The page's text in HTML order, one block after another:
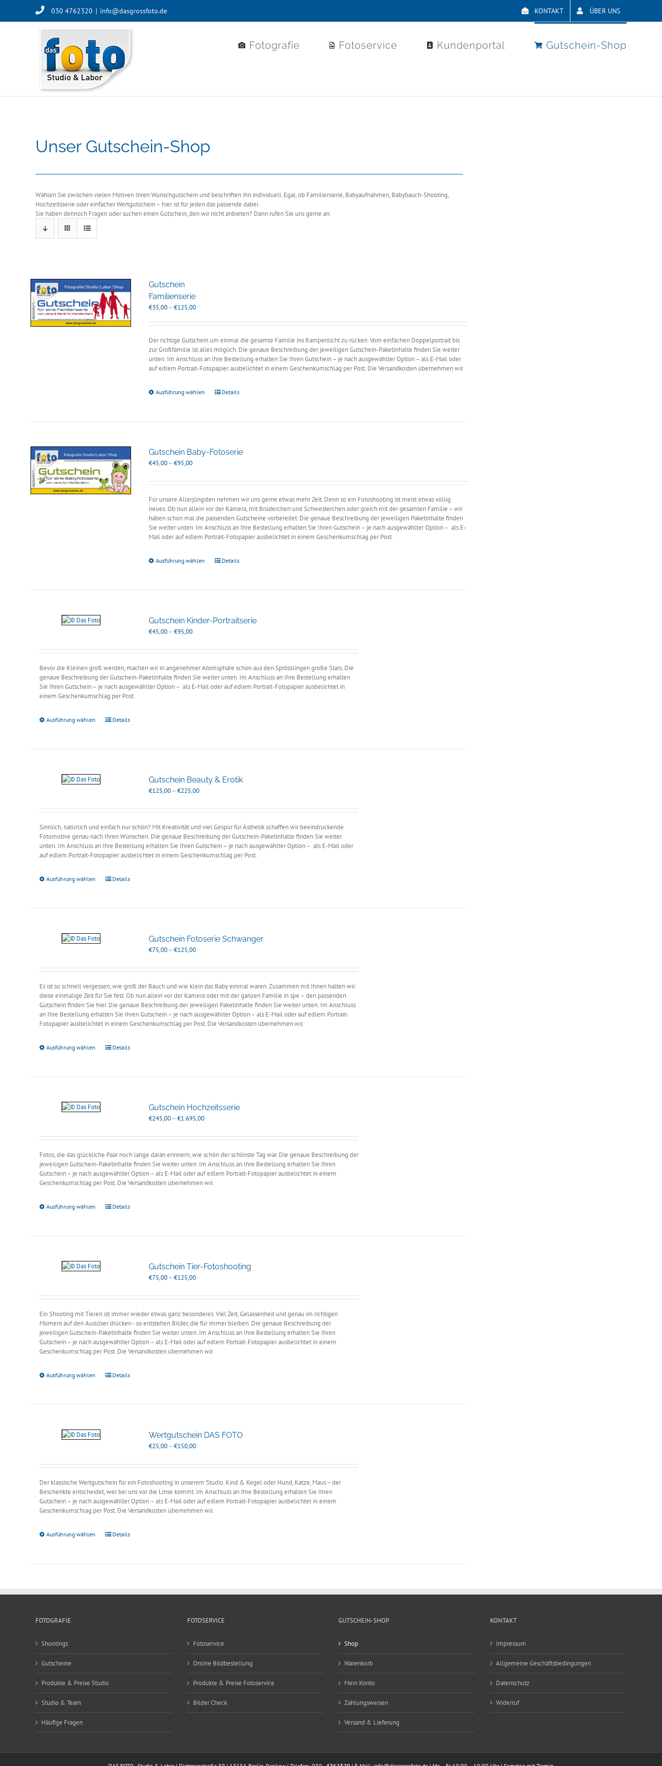
content
030 4762320 | info@dasgrossfoto.de KONTAKT ÜBER UNS
Fotografie Fotoservice Kundenportal Gutschein-Shop
Unser Gutschein-Shop
Wählen Sie zwischen vielen Motiven Ihren Wunschgutschein und beschriften ihn individuell. Egal, ob Familienserie, Babyaufnahmen, Babybauch-Shooting,
Hochzeitsserie oder einfacher Wertgutschein – hier ist für jeden das passende dabei.
Sie haben dennoch Fragen oder suchen einen Gutschein, den wir nicht anbieten? Dann rufen Sie uns gerne an.
Gutschein
Familienserie
€35,00– €125,00Preisspanne:
bis
Der richtige Gutschein um einmal die gesamte Familie ins Rampenlicht zu rücken. Vom einfachen Doppelportrait bis
zur Großfamilie ist alles möglich. Die genaue Beschreibung der jeweiligen Gutschein-Paketinhalte finden Sie weiter
unten. Im Anschluss an Ihre Bestellung erhalten Sie Ihren Gutschein – je nach ausgewählter Option – als E-Mail oder
auf edlem Portrait-Fotopapier ausbelichtet in einem Geschenkumschlag per Post. Die Versandkosten übernehmen wir.
Ausführung wählen Details
Gutschein Baby-Fotoserie
€45,00– €95,00Preisspanne:
bis
Für unsere Allerjüngsten nehmen wir uns gerne etwas mehr Zeit. Denn so ein Fotoshooting ist meist etwas völlig
neues. Ob nun allein vor der Kamera, mit Brüderchen und Schwesterchen oder gleich mit der gesamten Familie – wir
haben schon mal die passenden Gutscheine vorbereitet. Die genaue Beschreibung der jeweiligen Paketinhalte finden
Sie weiter unten. Im Anschluss an Ihre Bestellung erhalten Sie Ihren Gutschein – je nach ausgewählter Option – als E-
Mail oder auf edlem Portrait-Fotopapier ausbelichtet in einem Geschenkumschlag per Post.
Ausführung wählen Details
Gutschein Kinder-Portraitserie
€45,00– €95,00Preisspanne:
bis
Bevor die Kleinen groß werden, machen wir in angenehmer Atomsphäre schon aus den Sprösslingen große Stars. Die
genaue Beschreibung der Gutschein-Paketinhalte finden Sie weiter unten. Im Anschluss an Ihre Bestellung erhalten
Sie Ihren Gutschein – je nach ausgewählter Option – als E-Mail oder auf edlem Portrait-Fotopapier ausbelichtet in
einem Geschenkumschlag per Post.
Ausführung wählen Details
Gutschein Beauty & Erotik
€125,00– €225,00Preisspanne:
bis
Sinnlich, natürlich und einfach nur schön? Mit Kreativität und viel Gespür für Ästhetik schaffen wir beeindruckende
Fotomotive genau nach Ihren Wünschen. Die genaue Beschreibung der Gutschein-Paketinhalte finden Sie weiter
unten. Im Anschluss an Ihre Bestellung erhalten Sie Ihren Gutschein – je nach ausgewählter Option – als E-Mail oder
auf edlem Portrait-Fotopapier ausbelichtet in einem Geschenkumschlag per Post.
Ausführung wählen Details
Gutschein Fotoserie Schwanger
€75,00– €125,00Preisspanne:
bis
Es ist so schnell vergessen, wie groß der Bauch und wie klein das Baby einmal waren. Zusammen mit Ihnen halten wir
diese einmalige Zeit für Sie fest. Ob nun allein vor der Kamera oder mit der ganzen Familie in spe – den passenden
Gutschein finden Sie hier. Die genaue Beschreibung der jeweiligen Paketinhalte finden Sie weiter unten. Im Anschluss
an Ihre Bestellung erhalten Sie Ihren Gutschein – je nach ausgewählter Option – als E-Mail oder auf edlem Portrait-
Fotopapier ausbelichtet in einem Geschenkumschlag per Post. Die Versandkosten übernehmen wir.
Ausführung wählen Details
Gutschein Hochzeitsserie
€245,00– €1.695,00Preisspanne:
bis
Fotos, die das glückliche Paar noch lange daran erinnern, wie schön der schönste Tag war. Die genaue Beschreibung der
jeweiligen Gutschein-Paketinhalte finden Sie weiter unten. Im Anschluss an Ihre Bestellung erhalten Sie Ihren
Gutschein – je nach ausgewählter Option – als E-Mail oder auf edlem Portrait-Fotopapier ausbelichtet in einem
Geschenkumschlag per Post. Die Versandkosten übernehmen wir.
Ausführung wählen Details
Gutschein Tier-Fotoshooting
€75,00– €125,00Preisspanne:
bis
Ein Shooting mit Tieren ist immer wieder etwas ganz besonderes. Viel Zeit, Gelassenheit und genau im richtigen
Moment auf den Auslöser drücken - so entstehen Bilder, die für immer bleiben. Die genaue Beschreibung der
jeweiligen Gutschein-Paketinhalte finden Sie weiter unten. Im Anschluss an Ihre Bestellung erhalten Sie Ihren
Gutschein – je nach ausgewählter Option – als E-Mail oder auf edlem Portrait-Fotopapier ausbelichtet in einem
Geschenkumschlag per Post. Die Versandkosten übernehmen wir.
Ausführung wählen Details
Wertgutschein DAS FOTO
€25,00– €150,00Preisspanne:
bis
Der klassische Wertgutschein für ein Fotoshooting in unserem Studio. Kind & Kegel oder Hund, Katze, Maus ̶̶̶ der
Beschenkte entscheidet, wer bei uns vor die Linse kommt. Im Anschluss an Ihre Bestellung erhalten Sie Ihren
Gutschein – je nach ausgewählter Option – als E-Mail oder auf edlem Portrait-Fotopapier ausbelichtet in einem
Geschenkumschlag per Post. Die Versandkosten übernehmen wir.
Ausführung wählen Details
FOTOGRAFIE
Shootings
Gutscheine
Produkte & Preise Studio
Studio & Team
Häufige Fragen
FOTOSERVICE
Fotoservice
Online Bildbestellung
Produkte & Preise Fotoservice
Bilder Check
GUTSCHEIN-SHOP
Shop
Warenkorb
Mein Konto
Zahlungsweisen
Versand & Lieferung
KONTAKT
Impressum
Allgemeine Geschäftsbedingungen
Datenschutz
Widerruf